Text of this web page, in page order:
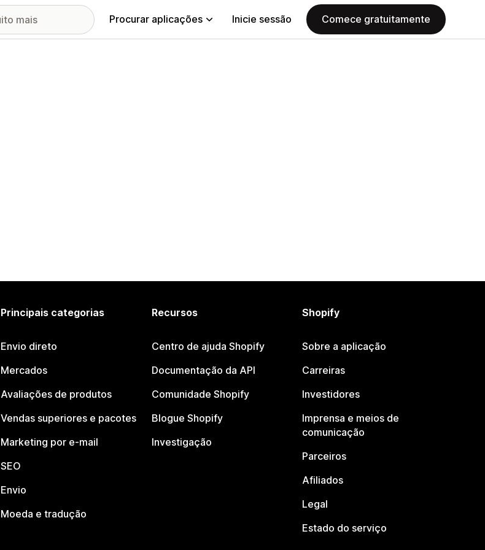
Procurar aplicações Inicie sessão Comece gratuitamente
Principais categorias
Envio direto
Mercados
Avaliações de produtos
Vendas superiores e pacotes
Marketing por e-mail
SEO
Envio
Moeda e tradução
Recursos
Centro de ajuda Shopify
Documentação da API
Comunidade Shopify
Blogue Shopify
Investigação
Shopify
Sobre a aplicação
Carreiras
Investidores
Imprensa e meios de
comunicação
Parceiros
Afiliados
Legal
Estado do serviço